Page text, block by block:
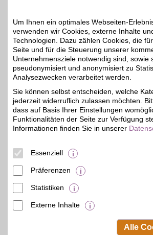
Zum
6%
bücher.de
Bücher und
Onlineshop
bestellen.
kostenlose
Leseproben
Beamten-Selbsthilfewerk GmbH.
Um Ihnen ein optimales Webseiten-
verwenden wir Cookies, externe Inhalte
Technologien. Dazu zählen Cookies, die
Seite und für die Steuerung unserer
Unternehmensziele notwendig sind, sowie
pseudonymisiert und anonymisiert zu
Analysezwecken verarbeitet werden.
Sie können selbst entscheiden, welche
jederzeit widerruflich zulassen möchten.
dass auf Basis Ihrer Einstellungen
Funktionalitäten der Seite zur Verfügung
Informationen finden Sie in unserer
Essenziell
Präferenzen
Statistiken
Externe Inhalte
Alle